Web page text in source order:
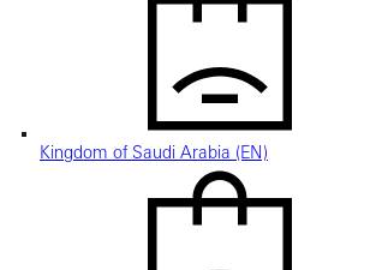
Kingdom of Saudi Arabia (EN)